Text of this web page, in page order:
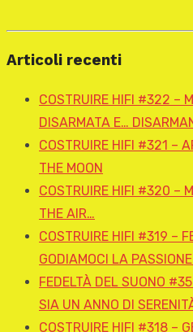
Articoli recenti
COSTRUIRE HIFI #322 –
DISARMATA E…
COSTRUIRE HIFI #321 –
THE MOON
COSTRUIRE HIFI #320 –
THE AIR…
COSTRUIRE HIFI #319 –
GODIAMOCI LA
FEDELTÀ DEL SUONO
SIA UN ANNO DI
COSTRUIRE HIFI #318 –